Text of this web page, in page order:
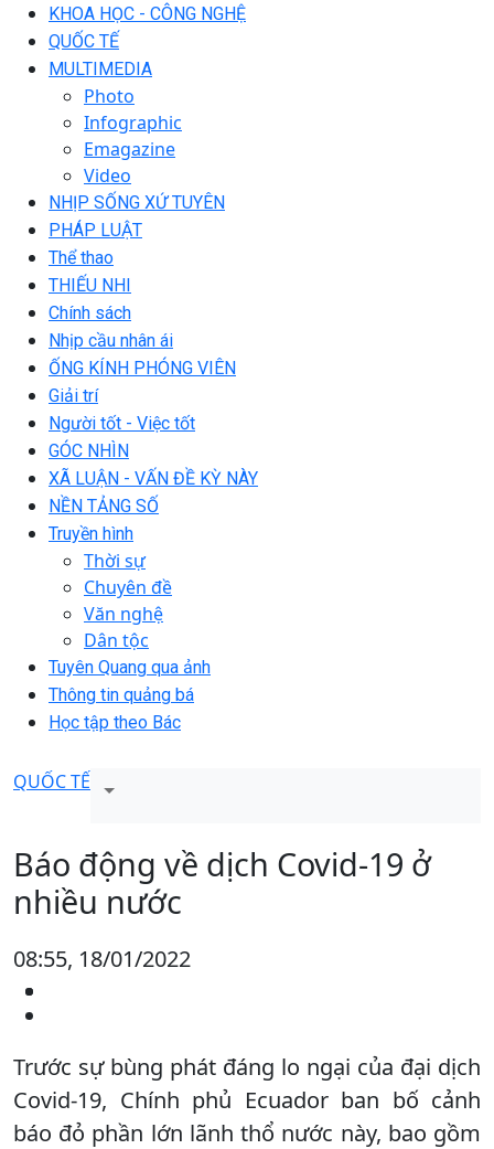
KHOA HỌC - CÔNG NGHỆ
QUỐC TẾ
MULTIMEDIA
Photo
Infographic
Emagazine
Video
NHỊP SỐNG XỨ TUYÊN
PHÁP LUẬT
Thể thao
THIẾU NHI
Chính sách
Nhịp cầu nhân ái
ỐNG KÍNH PHÓNG VIÊN
Giải trí
Người tốt - Việc tốt
GÓC NHÌN
XÃ LUẬN - VẤN ĐỀ KỲ NÀY
NỀN TẢNG SỐ
Truyền hình
Thời sự
Chuyên đề
Văn nghệ
Dân tộc
Tuyên Quang qua ảnh
Thông tin quảng bá
Học tập theo Bác
QUỐC TẾ
Báo động về dịch Covid-19 ở
nhiều nước
08:55, 18/01/2022
Trước sự bùng phát đáng lo ngại của đại dịch
Covid-19, Chính phủ Ecuador ban bố cảnh
báo đỏ phần lớn lãnh thổ nước này, bao gồm